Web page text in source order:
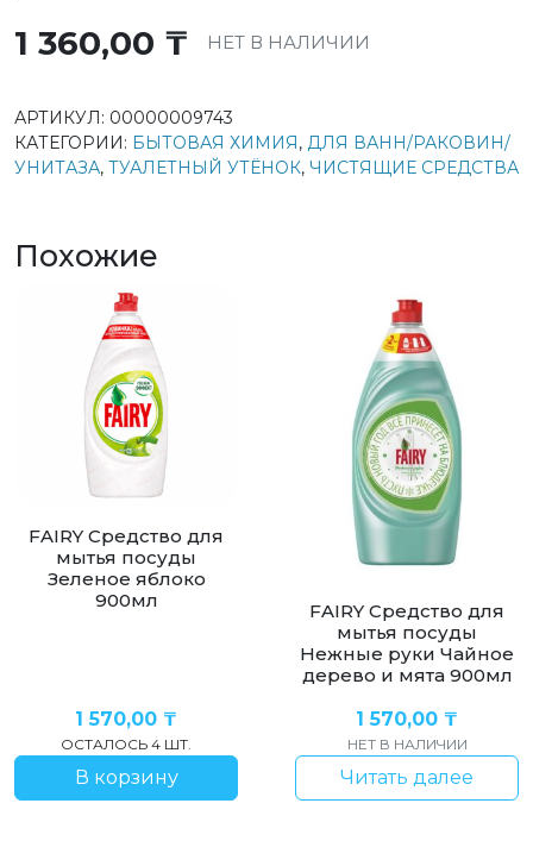
1 360,00 ₸ НЕТ В НАЛИЧИИ
АРТИКУЛ: 00000009743
КАТЕГОРИИ: БЫТОВАЯ ХИМИЯ, ДЛЯ ВАНН/РАКОВИН/
УНИТАЗА, ТУАЛЕТНЫЙ УТЁНОК, ЧИСТЯЩИЕ СРЕДСТВА
Похожие
FAIRY Средство для
мытья посуды
Зеленое яблоко
900мл
1 570,00 ₸
ОСТАЛОСЬ 4 ШТ.
В корзину
FAIRY Средство для
мытья посуды
Нежные руки Чайное
дерево и мята 900мл
1 570,00 ₸
НЕТ В НАЛИЧИИ
Читать далее